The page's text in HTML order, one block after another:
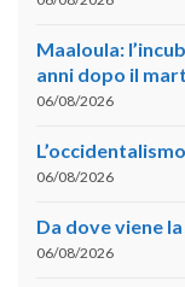
Maaloula:
anni dopo il
06/08/2026
06/08/2026
Da dove viene
06/08/2026